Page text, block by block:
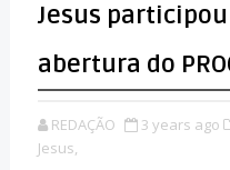
Jesus
abertura do
REDAÇÃO 3 years ago
Jesus,